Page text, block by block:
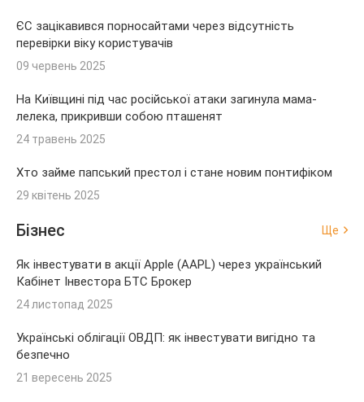
ЄС зацікавився порносайтами через відсутність
перевірки віку користувачів
09 червень 2025
На Київщині під час російської атаки загинула мама-
лелека, прикривши собою пташенят
24 травень 2025
Хто займе папський престол і стане новим понтифіком
29 квітень 2025
Бізнес Ще
Як інвестувати в акції Apple (AAPL) через український
Кабінет Інвестора БТС Брокер
24 листопад 2025
Українські облігації ОВДП: як інвестувати вигідно та
безпечно
21 вересень 2025